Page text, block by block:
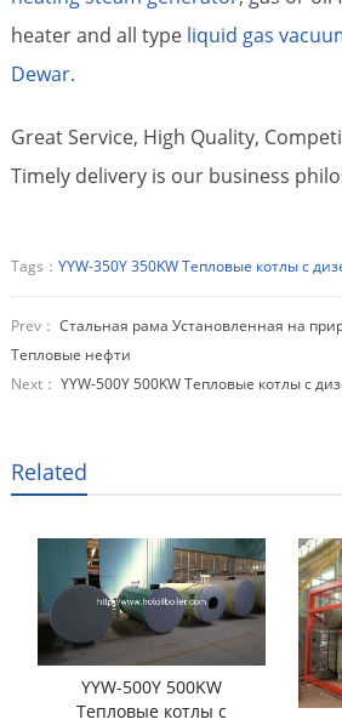
heater and all type liquid gas
Dewar.
Great Service, High Quality,
Timely delivery is our business
Tags： YYW-350Y 350KW Тепловые котлы с
Prev： Стальная рама Установленная на
Тепловые нефти
Next： YYW-500Y 500KW Тепловые котлы с
Related
YYW-500Y 500KW
Тепловые котлы с